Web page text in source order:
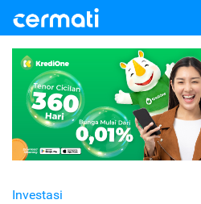
Investasi